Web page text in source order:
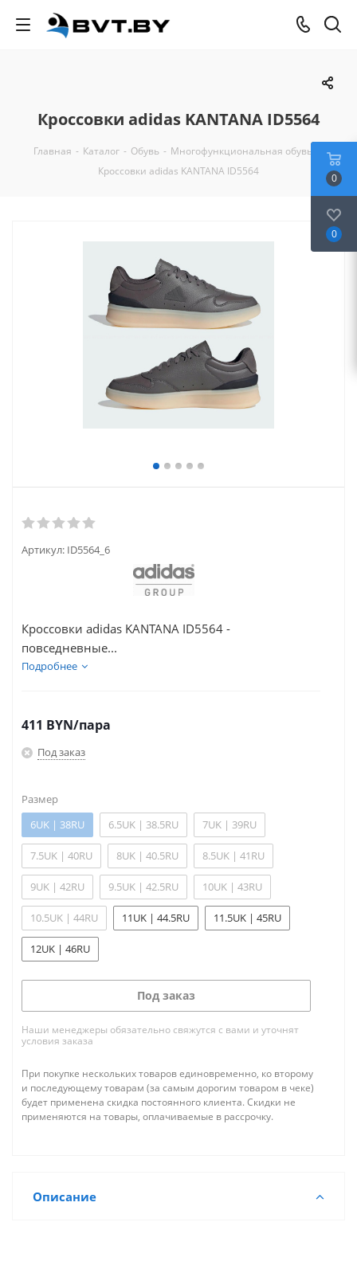
Кроссовки adidas KANTANA ID5564
Главная - Каталог - Обувь - Многофункциональная обувь
Кроссовки adidas KANTANA ID5564
Артикул: ID5564_6
Кроссовки adidas KANTANA ID5564 -
повседневные...
Подробнее
411 BYN/пара
Под заказ
Размер
6UK | 38RU
6.5UK | 38.5RU 7UK | 39RU
7.5UK | 40RU 8UK | 40.5RU 8.5UK | 41RU
9UK | 42RU 9.5UK | 42.5RU 10UK | 43RU
10.5UK | 44RU 11UK | 44.5RU 11.5UK | 45RU
12UK | 46RU
Под заказ
Наши менеджеры обязательно свяжутся с вами и уточнят
условия заказа
При покупке нескольких товаров единовременно, ко второму
и последующему товарам (за самым дорогим товаром в чеке)
будет применена скидка постоянного клиента. Скидки не
применяются на товары, оплачиваемые в рассрочку.
Описание
0
0